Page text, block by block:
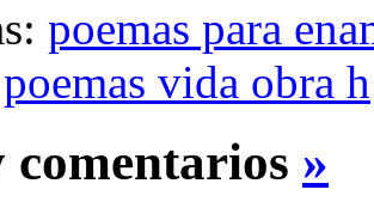
poemas para
poemas vida obra h
comentarios »